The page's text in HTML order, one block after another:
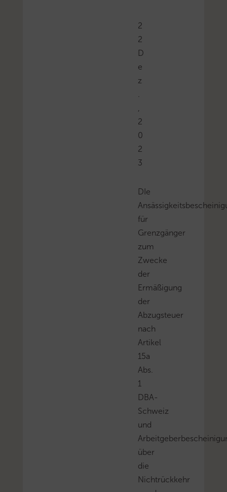
2
2
D
e
z
2
0
2
3
DIe
für
Grenzgänger
zum
Zwecke
der
Ermäßigung
der
Abzugsteuer
nach
Artikel
15a
Abs.
1
DBA-
Schweiz
und
über
die
Nichtrückkehr